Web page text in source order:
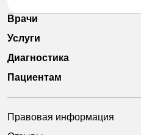
Врачи
Услуги
Диагностика
Пациентам
Правовая информация